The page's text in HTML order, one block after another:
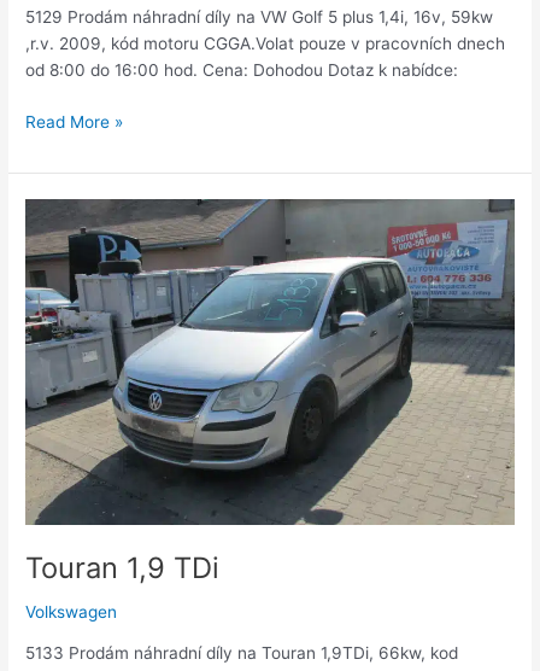
5129 Prodám náhradní díly na VW Golf 5 plus 1,4i, 16v, 59kw
,r.v. 2009, kód motoru CGGA.Volat pouze v pracovních dnech
od 8:00 do 16:00 hod. Cena: Dohodou Dotaz k nabídce:
Read More »
Touran 1,9 TDi
Volkswagen
5133 Prodám náhradní díly na Touran 1,9TDi, 66kw, kod
Touran
1,9
TDi